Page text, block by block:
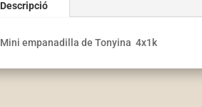
Descripció
Mini empanadilla de Tonyina 4x1k